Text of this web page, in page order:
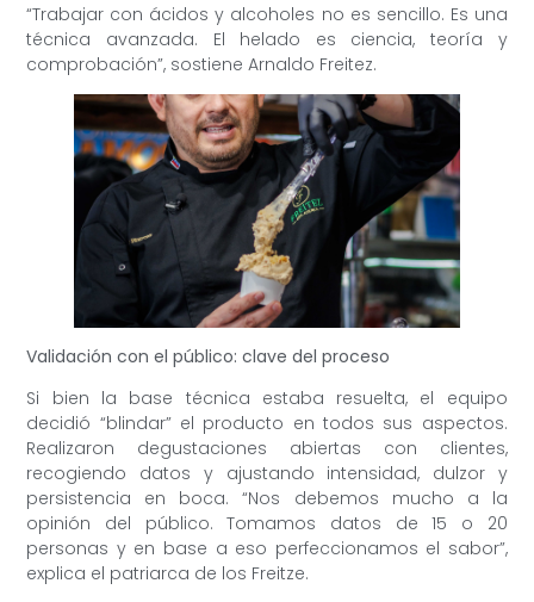
“Trabajar con ácidos y alcoholes no es sencillo. Es una
técnica avanzada. El helado es ciencia, teoría y
comprobación”, sostiene Arnaldo Freitez.
Validación con el público: clave del proceso
Si bien la base técnica estaba resuelta, el equipo
decidió “blindar” el producto en todos sus aspectos.
Realizaron degustaciones abiertas con clientes,
recogiendo datos y ajustando intensidad, dulzor y
persistencia en boca. “Nos debemos mucho a la
opinión del público. Tomamos datos de 15 o 20
personas y en base a eso perfeccionamos el sabor”,
explica el patriarca de los Freitze.